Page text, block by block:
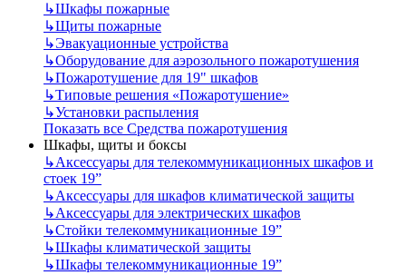
↳Шкафы пожарные
↳Щиты пожарные
↳Эвакуационные устройства
↳Оборудование для аэрозольного пожаротушения
↳Пожаротушение для 19" шкафов
↳Типовые решения «Пожаротушение»
↳Установки распыления
Показать все Средства пожаротушения
Шкафы, щиты и боксы
↳Аксессуары для телекоммуникационных шкафов и
стоек 19”
↳Аксессуары для шкафов климатической защиты
↳Аксессуары для электрических шкафов
↳Стойки телекоммуникационные 19”
↳Шкафы климатической защиты
↳Шкафы телекоммуникационные 19”